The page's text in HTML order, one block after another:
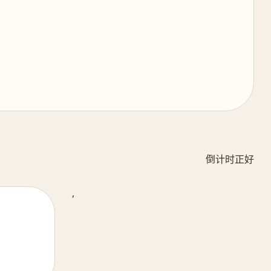
倒计时正好
,